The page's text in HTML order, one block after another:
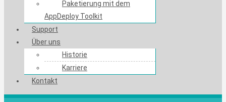
Paketierung mit dem
AppDeploy Toolkit
Support
Über uns
Historie
Karriere
Kontakt